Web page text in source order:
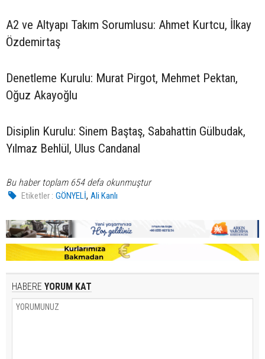
A2 ve Altyapı Takım Sorumlusu: Ahmet Kurtcu, İlkay
Özdemirtaş
Denetleme Kurulu: Murat Pirgot, Mehmet Pektan,
Oğuz Akayoğlu
Disiplin Kurulu: Sinem Baştaş, Sabahattin Gülbudak,
Yılmaz Behlül, Ulus Candanal
Bu haber toplam 654 defa okunmuştur
Etiketler : GÖNYELİ,Ali Kanlı
HABERE YORUM KAT